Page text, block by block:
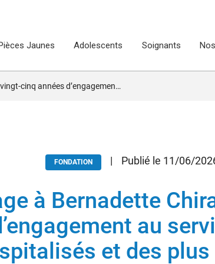
Jaunes Adolescents Soignants
au service des jeunes hospitalisés et des plus fragiles
FONDATION | Publié le 11/06/
à Bernadette
au
et des